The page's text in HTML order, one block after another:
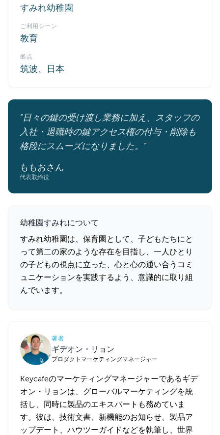
すみれ幼稚園
ご利用シーン
教育
拠点
筑波、日本
“日々の鍵の受け渡し業務に加え、スタッフの
入社・退職時の鍵アクセス権の付与・削除も
格段にスムーズになりました。”
ももおさん
代表取締役
幼稚園すみれについて
すみれ幼稚園は、保育園として、子どもたちにと
って第二の家のような存在を目指し、一人ひとり
の子どもの視点に立った、心と心の通い合うコミ
ュニケーションを実践するよう、意識的に取り組
んでいます。
著者
ギデオン・リョン
プロダクトマーケティングマネージャー
Keycafeのマーケティングマネージャーであるギデ
オン・リョンは、グローバルマーケティングを統
括し、同時に製品のエキスパートも務めていま
す。彼は、技術文書、新機能のお知らせ、製品ア
ップデート、ハウツーガイドなどを執筆し、世界